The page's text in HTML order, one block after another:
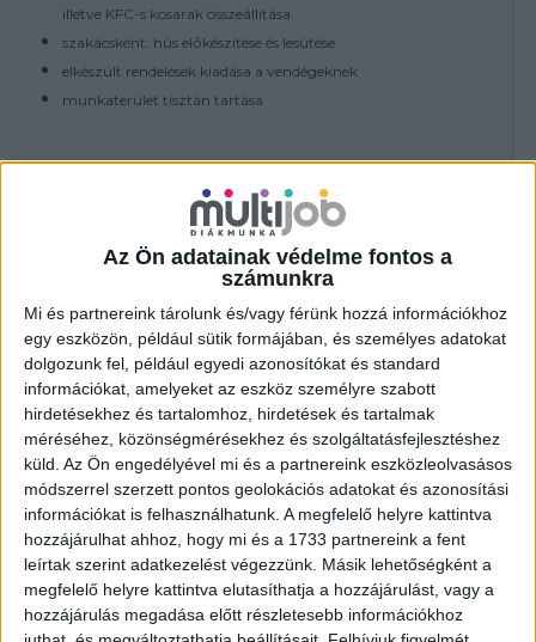
Az Ön adatainak védelme fontos a
számunkra
Mi és partnereink tárolunk és/vagy férünk hozzá információkhoz
egy eszközön, például sütik formájában, és személyes adatokat
dolgozunk fel, például egyedi azonosítókat és standard
információkat, amelyeket az eszköz személyre szabott
hirdetésekhez és tartalomhoz, hirdetések és tartalmak
méréséhez, közönségmérésekhez és szolgáltatásfejlesztéshez
küld. Az Ön engedélyével mi és a partnereink eszközleolvasásos
módszerrel szerzett pontos geolokációs adatokat és azonosítási
információkat is felhasználhatunk. A megfelelő helyre kattintva
hozzájárulhat ahhoz, hogy mi és a 1733 partnereink a fent
leírtak szerint adatkezelést végezzünk. Másik lehetőségként a
megfelelő helyre kattintva elutasíthatja a hozzájárulást, vagy a
hozzájárulás megadása előtt részletesebb információkhoz
illetve KFC-s kosarak összeállítása
szakácsként: hús előkészítése és lesütése
elkészült rendelések kiadása a vendégeknek
munkaterület tisztán tartása
18 év felett - nyitós és zárós műszak vállalása
Jelenléti bónusz (éttermenként eltérő):
havi 80 óra felett: 15.000Ft
havi 100 óra felett: 20.000Ft
havi 120 óra felett: 25.000Ft
havi 150 óra felett: 40.000Ft
Amit kínálunk:
Rugalmas, sulihoz igazítható beosztás
Biztos, hosszútávú munkalehetőség
Barátságos, támogató csapat
Fejlődési és előrelépési lehetőség
Multi Job QuickPayen keresztül tudsz kérni fizetési előleget